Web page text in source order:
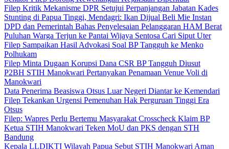
Filep Kritik Mekanisme DPR Setujui Perpanjangan Jabatan Kades
Stunting di Papua Tinggi, Mendagri: Ikan Dijual Beli Mie Instan
DPD dan Pemerintah Bahas Penyelesaian Pelanggaran HAM Berat
Puluhan Warga Terjun ke Pantai Wijaya Sentosa Cari Siput Uter
Filep Sampaikan Hasil Advokasi Soal BP Tangguh ke Menko
Polhukam
Filep Minta Dugaan Korupsi Dana CSR BP Tangguh Diusut
P2BH STIH Manokwari Pertanyakan Penamaan Venue Voli di
Manokwari
Data Penerima Beasiswa Otsus Luar Negeri Diantar ke Kemendari
Filep Tekankan Urgensi Pemenuhan Hak Perguruan Tinggi Era
Otsus
Filep: Wapres Perlu Bertemu Masyarakat Crosscheck Klaim BP
Ketua STIH Manokwari Teken MoU dan PKS dengan STH
Bandung
Kepala LLDIKTI Wilayah Papua Sebut STIH Manokwari Aman